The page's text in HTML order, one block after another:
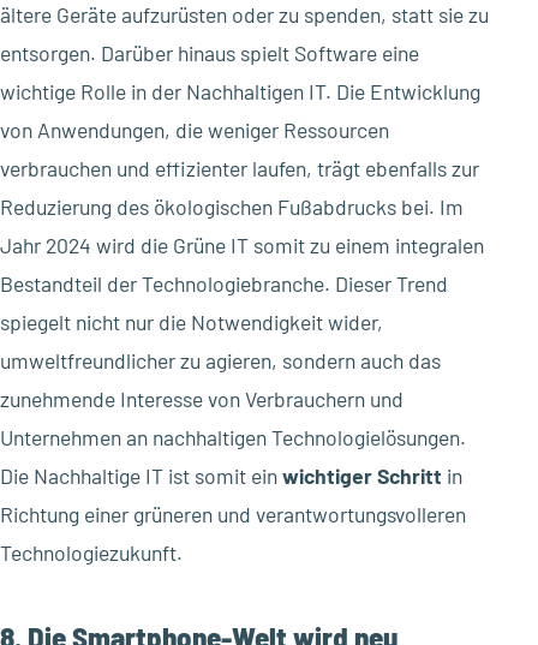
ältere Geräte aufzurüsten oder zu spenden, statt sie zu
entsorgen. Darüber hinaus spielt Software eine
wichtige Rolle in der Nachhaltigen IT. Die Entwicklung
von Anwendungen, die weniger Ressourcen
verbrauchen und effizienter laufen, trägt ebenfalls zur
Reduzierung des ökologischen Fußabdrucks bei. Im
Jahr 2024 wird die Grüne IT somit zu einem integralen
Bestandteil der Technologiebranche. Dieser Trend
spiegelt nicht nur die Notwendigkeit wider,
umweltfreundlicher zu agieren, sondern auch das
zunehmende Interesse von Verbrauchern und
Unternehmen an nachhaltigen Technologielösungen.
Die Nachhaltige IT ist somit einwichtiger Schritt in
Richtung einer grüneren und verantwortungsvolleren
Technologiezukunft.
8. Die Smartphone-Welt wird neu